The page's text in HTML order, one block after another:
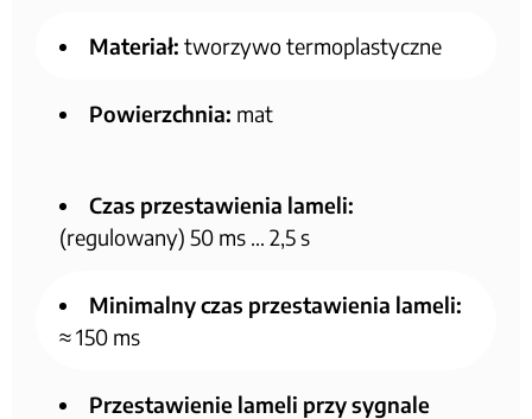
Materiał: tworzywo termoplastyczne
Powierzchnia: mat
Czas przestawienia lameli:
(regulowany) 50 ms … 2,5 s
Minimalny czas przestawienia lameli:
≈ 150 ms
Przestawienie lameli przy sygnale